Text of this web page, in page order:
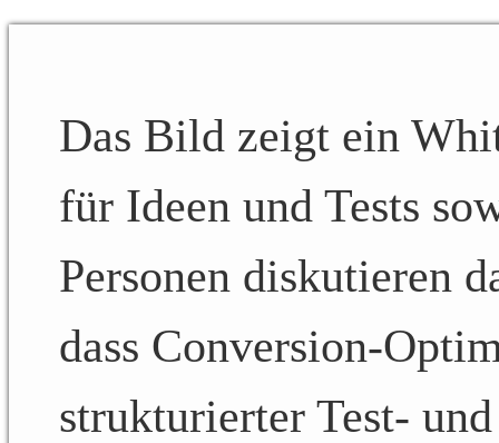
Das Bild zeigt ein
für Ideen und Tests
Personen diskutieren
dass Conversion-
strukturierter Test-